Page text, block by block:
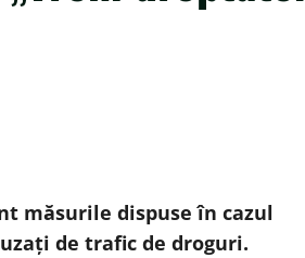
măsurile dispuse în cazul
de trafic de droguri.